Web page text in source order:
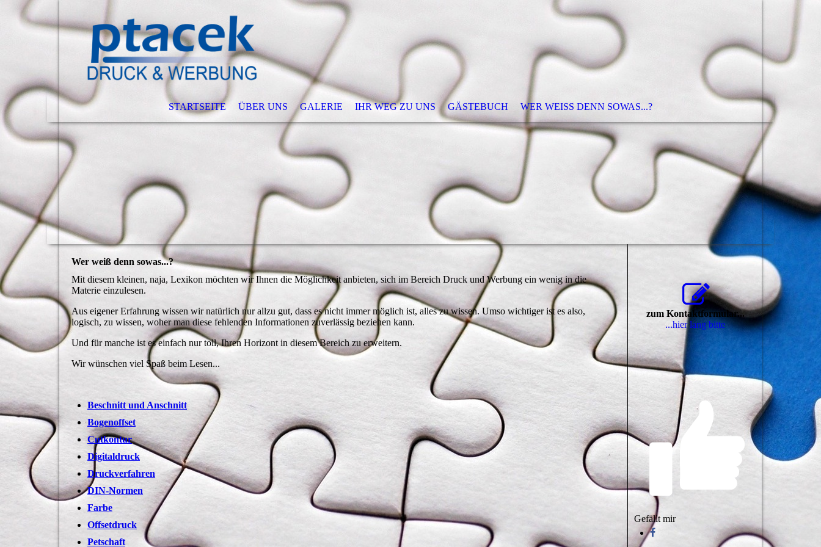
STARTSEITE ÜBER UNS GALERIE IHR WEG ZU UNS GÄSTEBUCH WER WEISS DENN SOWAS...?
ptacek | DRUCK & WERBUNG
Wer weiß denn sowas...?
Mit diesem kleinen, naja, Lexikon möchten wir Ihnen die Möglichkeit anbieten, sich im Bereich Druck und Werbung ein wenig in die
Materie einzulesen.
Aus eigener Erfahrung wissen wir natürlich nur allzu gut, dass es nicht immer möglich ist, alles zu wissen. Umso wichtiger ist es also,
logisch, zu wissen, woher man diese fehlenden Informationen zuverlässig beziehen kann.
Und für manche ist es einfach nur toll, Ihren Horizont in diesem Bereich zu erweitern.
Wir wünschen viel Spaß beim Lesen...
Beschnitt und Anschnitt
Bogenoffset
Cutkontur
Digitaldruck
Druckverfahren
DIN-Normen
Farbe
Offsetdruck
Petschaft
zum Kontaktformular...
...hier lang bitte
Gefällt mir